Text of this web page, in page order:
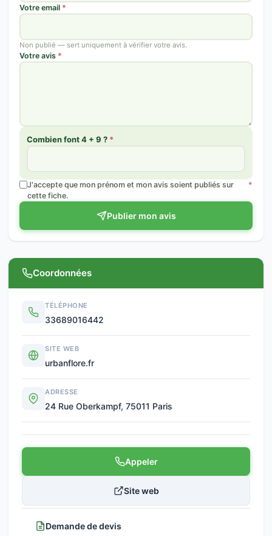
Votre email *
Non publié — sert uniquement à vérifier votre avis.
Votre avis *
Combien font 4 + 9 ? *
J'accepte que mon prénom et mon avis soient publiés sur
cette fiche.
*
Publier mon avis
Coordonnées
TÉLÉPHONE
33689016442
SITE WEB
urbanflore.fr
ADRESSE
24 Rue Oberkampf, 75011 Paris
Appeler
Site web
Demande de devis